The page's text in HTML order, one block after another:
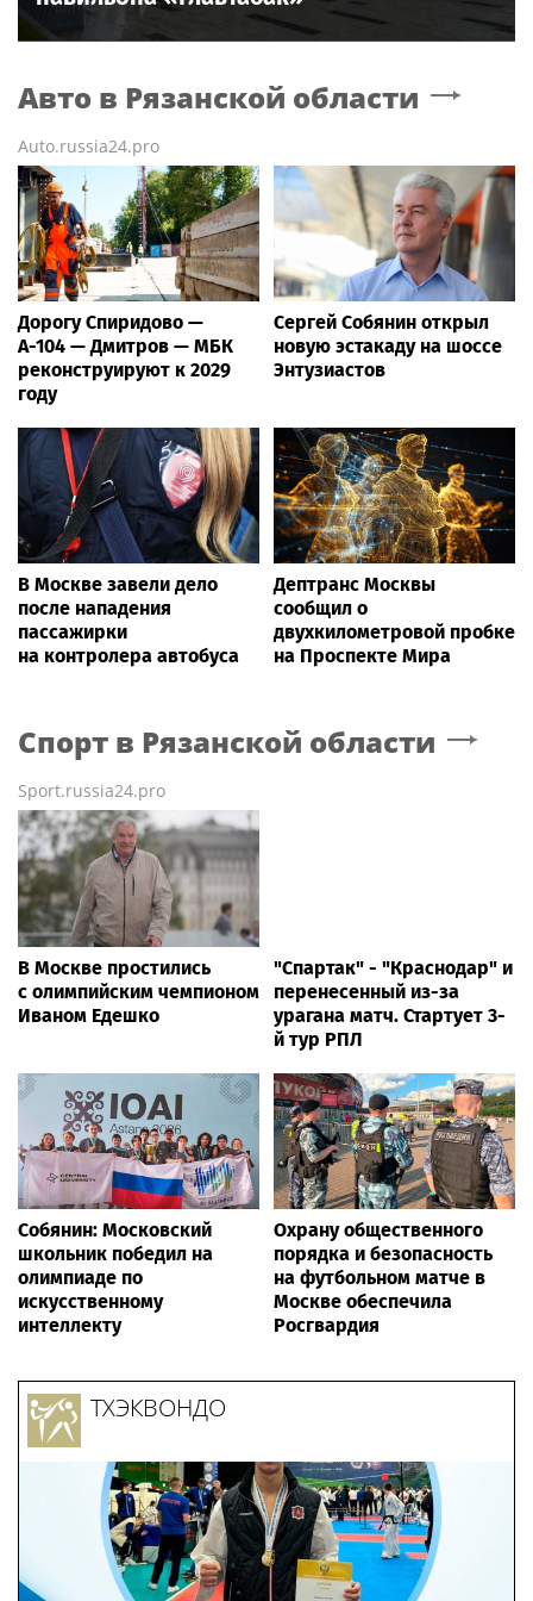
Авто в Рязанской области
Auto.russia24.pro
Дорогу Спиридово —
А-104 — Дмитров — МБК
реконструируют к 2029
году
Сергей Собянин открыл
новую эстакаду на шоссе
Энтузиастов
В Москве завели дело
после нападения
пассажирки
на контролера автобуса
Дептранс Москвы
сообщил о
двухкилометровой пробке
на Проспекте Мира
Спорт в Рязанской области
Sport.russia24.pro
В Москве простились
с олимпийским чемпионом
Иваном Едешко
"Спартак" - "Краснодар" и
перенесенный из-за
урагана матч. Стартует 3-
й тур РПЛ
Собянин: Московский
школьник победил на
олимпиаде по
искусственному
интеллекту
Охрану общественного
порядка и безопасность
на футбольном матче в
Москве обеспечила
Росгвардия
ТХЭКВОНДО